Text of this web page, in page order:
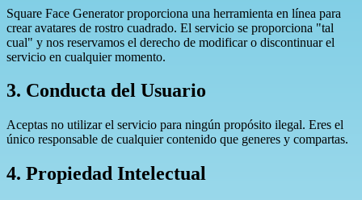
Square Face Generator proporciona una herramienta en línea para
crear avatares de rostro cuadrado. El servicio se proporciona "tal
cual" y nos reservamos el derecho de modificar o discontinuar el
servicio en cualquier momento.
3. Conducta del Usuario
Aceptas no utilizar el servicio para ningún propósito ilegal. Eres el
único responsable de cualquier contenido que generes y compartas.
4. Propiedad Intelectual